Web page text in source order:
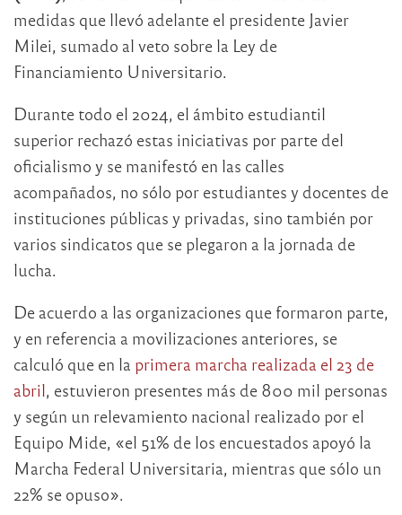
medidas que llevó adelante el presidente Javier
Milei, sumado al veto sobre la Ley de
Financiamiento Universitario.
Durante todo el 2024, el ámbito estudiantil
superior rechazó estas iniciativas por parte del
oficialismo y se manifestó en las calles
acompañados, no sólo por estudiantes y docentes de
instituciones públicas y privadas, sino también por
varios sindicatos que se plegaron a la jornada de
lucha.
De acuerdo a las organizaciones que formaron parte,
y en referencia a movilizaciones anteriores, se
calculó que en la primera marcha realizada el 23 de
abril, estuvieron presentes más de 800 mil personas
y según un relevamiento nacional realizado por el
Equipo Mide, «el 51% de los encuestados apoyó la
Marcha Federal Universitaria, mientras que sólo un
22% se opuso».